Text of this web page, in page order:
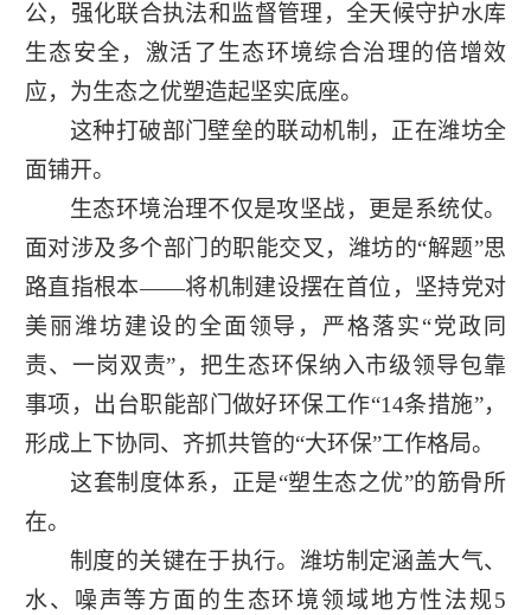
公，强化联合执法和监督管理，全天候守护水库
生态安全，激活了生态环境综合治理的倍增效
应，为生态之优塑造起坚实底座。
这种打破部门壁垒的联动机制，正在潍坊全
面铺开。
生态环境治理不仅是攻坚战，更是系统仗。
面对涉及多个部门的职能交叉，潍坊的“解题”思
路直指根本——将机制建设摆在首位，坚持党对
美丽潍坊建设的全面领导，严格落实“党政同
责、一岗双责”，把生态环保纳入市级领导包靠
事项，出台职能部门做好环保工作“14条措施”，
形成上下协同、齐抓共管的“大环保”工作格局。
这套制度体系，正是“塑生态之优”的筋骨所
在。
制度的关键在于执行。潍坊制定涵盖大气、
水、噪声等方面的生态环境领域地方性法规5